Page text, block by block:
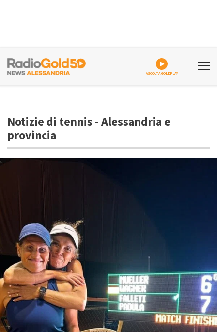
Notizie di tennis - Alessandria e
provincia